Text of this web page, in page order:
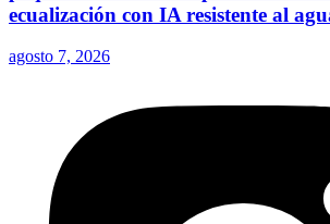
ecualización con IA resistente al
agosto 7, 2026